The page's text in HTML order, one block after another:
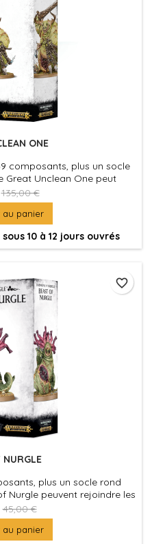
ONE
composants, plus un socle
Great Unclean One peut
40,000 aussi bien que
et le kit peut servir à
spécial Rotigus
135,00 €
au panier
10 à 12 jours ouvrés
NURGLE
plus un socle rond
Nurgle peuvent rejoindre les
Sigmar et de Warhammer
45,00 €
au panier
favorite_border